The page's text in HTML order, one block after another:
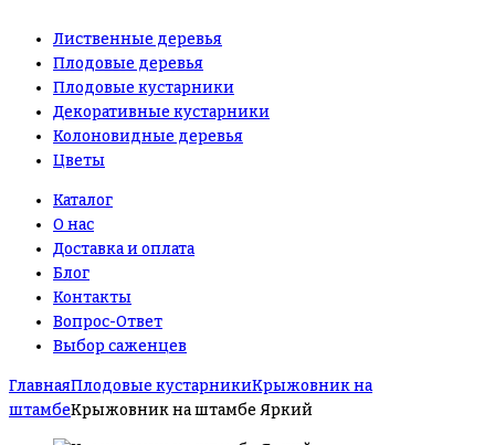
Лиственные деревья
Плодовые деревья
Плодовые кустарники
Декоративные кустарники
Колоновидные деревья
Цветы
Каталог
О нас
Доставка и оплата
Блог
Контакты
Вопрос-Ответ
Выбор саженцев
ГлавнаяПлодовые кустарникиКрыжовник на
штамбеКрыжовник на штамбе Яркий